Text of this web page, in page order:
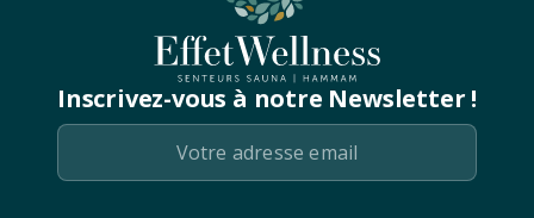
Inscrivez-vous à notre Newsletter !